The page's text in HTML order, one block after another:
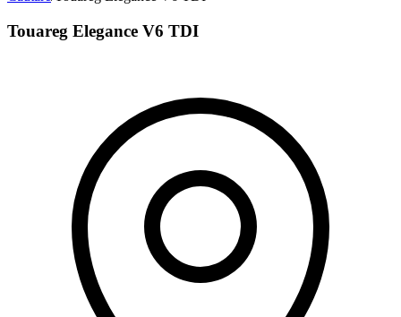
Touareg Elegance V6 TDI